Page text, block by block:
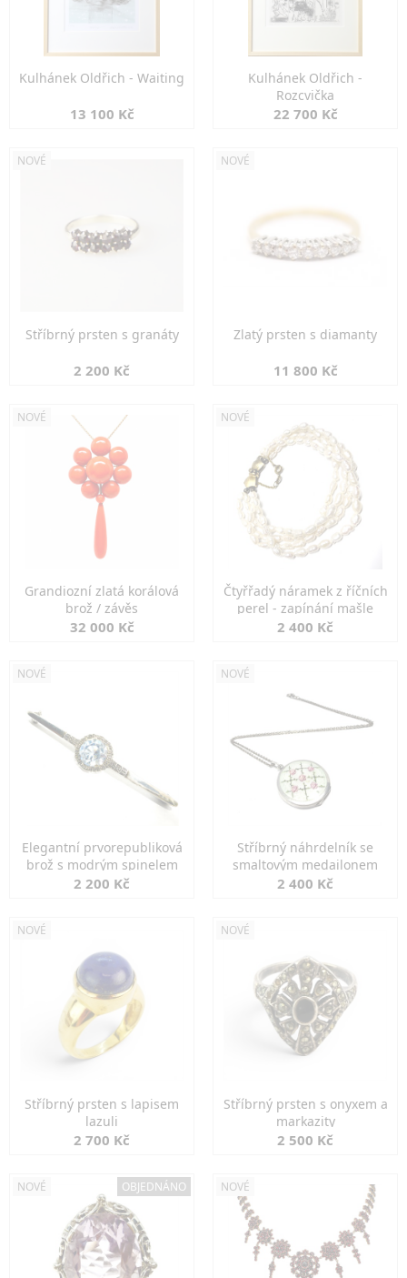
Kulhánek Oldřich - Waiting
13 100 Kč
Kulhánek Oldřich -
Rozcvička
22 700 Kč
NOVÉ
Stříbrný prsten s granáty
2 200 Kč
NOVÉ
Zlatý prsten s diamanty
11 800 Kč
NOVÉ
Grandiozní zlatá korálová
brož / závěs
32 000 Kč
NOVÉ
Čtyřřadý náramek z říčních
perel - zapínání mašle
2 400 Kč
NOVÉ
Elegantní prvorepubliková
brož s modrým spinelem
2 200 Kč
NOVÉ
Stříbrný náhrdelník se
smaltovým medailonem
2 400 Kč
NOVÉ
Stříbrný prsten s lapisem
lazuli
2 700 Kč
NOVÉ
Stříbrný prsten s onyxem a
markazity
2 500 Kč
NOVÉ OBJEDNÁNO NOVÉ